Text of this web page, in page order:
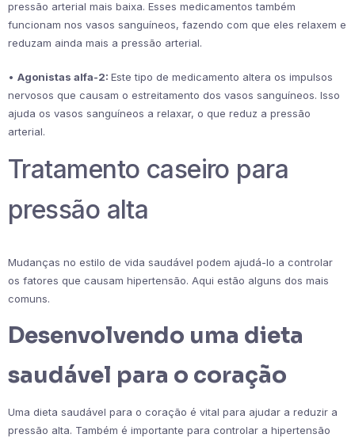
pressão arterial mais baixa. Esses medicamentos também
funcionam nos vasos sanguíneos, fazendo com que eles relaxem e
reduzam ainda mais a pressão arterial.
• Agonistas alfa-2: Este tipo de medicamento altera os impulsos
nervosos que causam o estreitamento dos vasos sanguíneos. Isso
ajuda os vasos sanguíneos a relaxar, o que reduz a pressão
arterial.
Tratamento caseiro para
pressão alta
Mudanças no estilo de vida saudável podem ajudá-lo a controlar
os fatores que causam hipertensão. Aqui estão alguns dos mais
comuns.
Desenvolvendo uma dieta
saudável para o coração
Uma dieta saudável para o coração é vital para ajudar a reduzir a
pressão alta. Também é importante para controlar a hipertensão